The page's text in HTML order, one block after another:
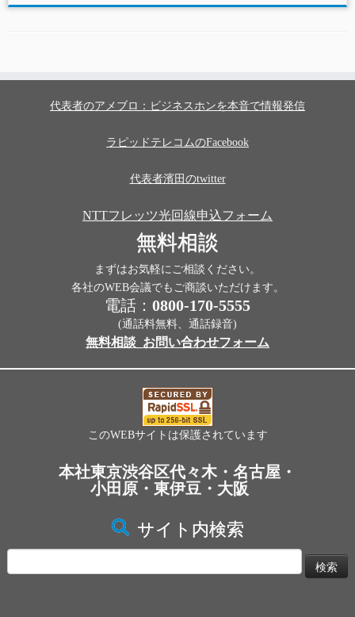
代表者のアメブロ：ビジネスホンを本音で情報発信
ラピッドテレコムのFacebook
代表者濱田のtwitter
NTTフレッツ光回線申込フォーム
無料相談
まずはお気軽にご相談ください。
各社のWEB会議でもご商談いただけます。
電話： 0800-170-5555
(通話料無料、通話録音)
無料相談_お問い合わせフォーム
このWEBサイトは保護されています
本社東京渋谷区代々木・名古屋・
小田原・東伊豆・大阪
サイト内検索
索: